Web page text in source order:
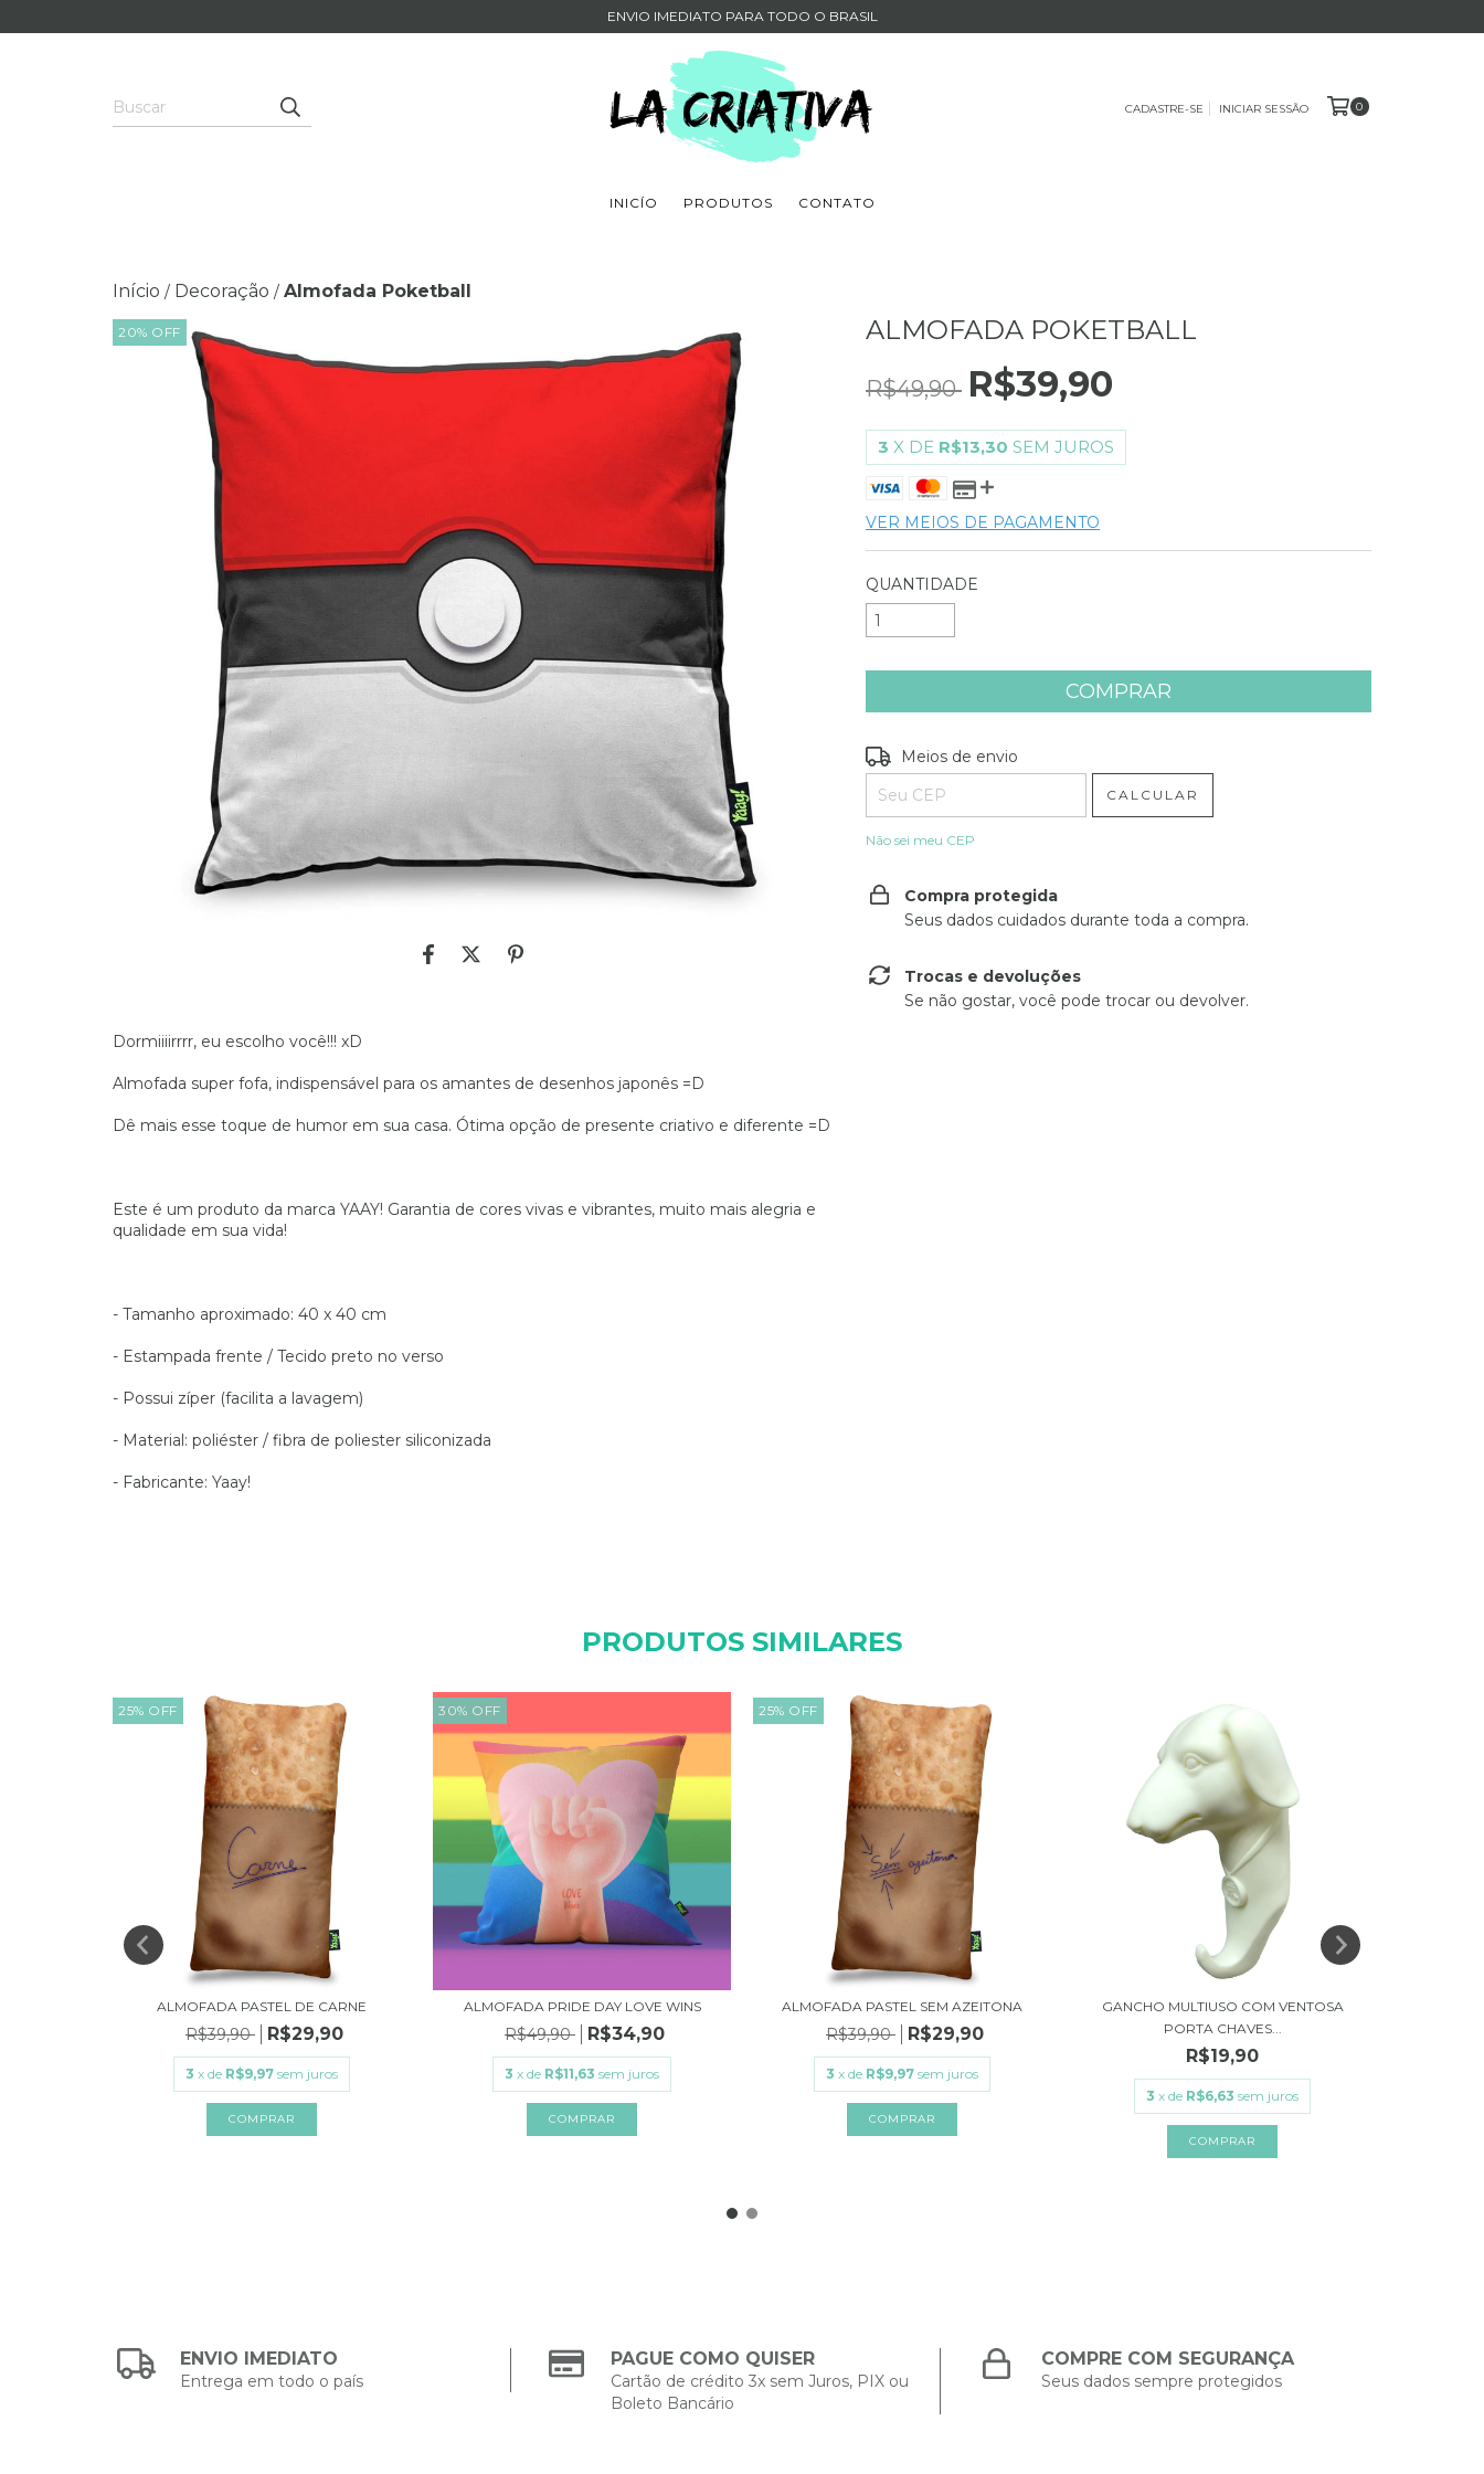
ENVIO IMEDIATO PARA TODO O BRASIL
CADASTRE-SE INICIAR SESSÃO 0
INICÍO PRODUTOS CONTATO
Início / Decoração / Almofada Poketball
20% OFF
Dormiiiirrrr, eu escolho você!!! xD
Almofada super fofa, indispensável para os amantes de desenhos japonês =D
Dê mais esse toque de humor em sua casa. Ótima opção de presente criativo e diferente =D
Este é um produto da marca YAAY! Garantia de cores vivas e vibrantes, muito mais alegria e
qualidade em sua vida!
- Tamanho aproximado: 40 x 40 cm
- Estampada frente / Tecido preto no verso
- Possui zíper (facilita a lavagem)
- Material: poliéster / fibra de poliester siliconizada
- Fabricante: Yaay!
ALMOFADA POKETBALL
R$49,90 R$39,90
3 X DE R$13,30 SEM JUROS
VER MEIOS DE PAGAMENTO
QUANTIDADE
Entregas para o CEP:
Meios de envio
CALCULAR
Não sei meu CEP
Compra protegida
Seus dados cuidados durante toda a compra.
Trocas e devoluções
Se não gostar, você pode trocar ou devolver.
PRODUTOS SIMILARES
25% OFF
ALMOFADA PASTEL DE CARNE
R$39,90 R$29,90
3 x de R$9,97 sem juros
30% OFF
ALMOFADA PRIDE DAY LOVE WINS
R$49,90 R$34,90
3 x de R$11,63 sem juros
25% OFF
ALMOFADA PASTEL SEM AZEITONA
R$39,90 R$29,90
3 x de R$9,97 sem juros
GANCHO MULTIUSO COM VENTOSA
PORTA CHAVES...
R$19,90
3 x de R$6,63 sem juros
ENVIO IMEDIATO
Entrega em todo o país
PAGUE COMO QUISER
Cartão de crédito 3x sem Juros, PIX ou
Boleto Bancário
COMPRE COM SEGURANÇA
Seus dados sempre protegidos